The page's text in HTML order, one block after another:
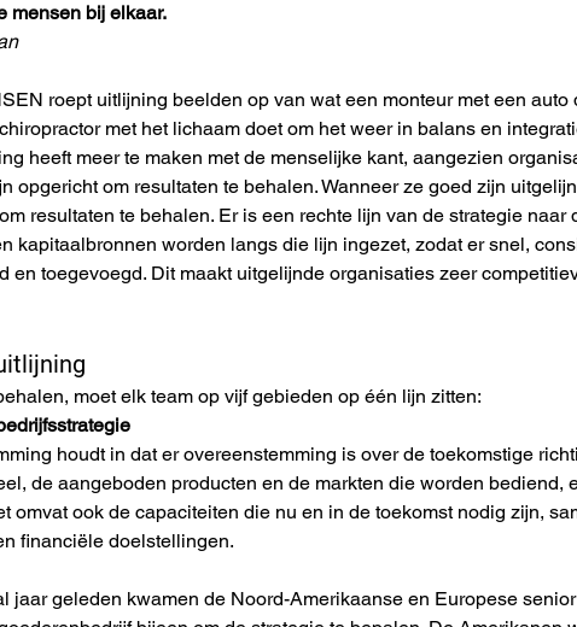
mensen bij elkaar.
roept uitlijning beelden op van wat een monteur met een auto
met het lichaam doet om het weer in balans en
heeft meer te maken met de menselijke kant, aangezien
opgericht om resultaten te behalen. Wanneer ze goed zijn
resultaten te behalen. Er is een rechte lijn van de strategie naar
kapitaalbronnen worden langs die lijn ingezet, zodat er snel,
en toegevoegd. Dit maakt uitgelijnde organisaties zeer
moet elk team op vijf gebieden op één lijn zitten:
houdt in dat er overeenstemming is over de toekomstige
de aangeboden producten en de markten die worden bediend,
omvat ook de capaciteiten die nu en in de toekomst nodig zijn,
financiële doelstellingen.
jaar geleden kwamen de Noord-Amerikaanse en Europese